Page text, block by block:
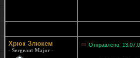
Хрюк Злюкем
- Sergeant Major -
Отправлено: